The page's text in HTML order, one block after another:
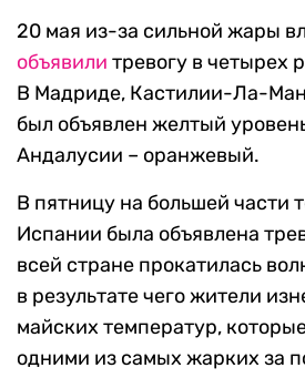
20 мая из-за сильной жары
объявили тревогу в четырех
В Мадриде, Кастилии-Ла-
был объявлен желтый
Андалусии – оранжевый.
В пятницу на большей части
Испании была объявлена
всей стране прокатилась
в результате чего жители
майских температур,
одними из самых жарких за